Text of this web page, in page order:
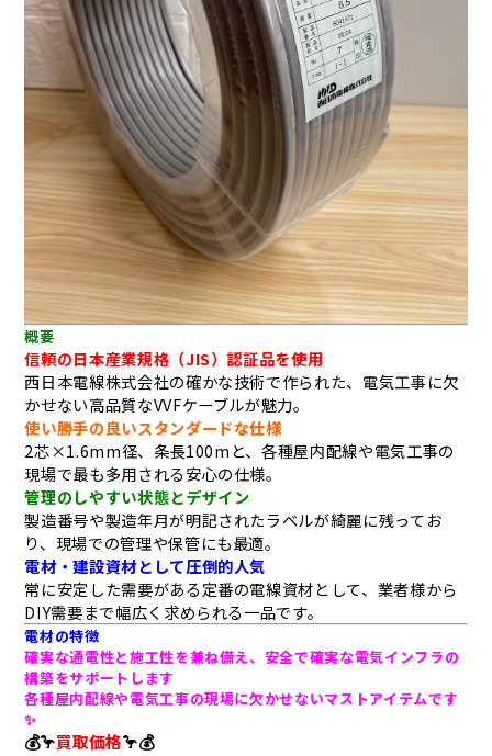
概要
信頼の日本産業規格（JIS）認証品を使用
西日本電線株式会社の確かな技術で作られた、電気工事に欠
かせない高品質なVVFケーブルが魅力。
使い勝手の良いスタンダードな仕様
2芯×1.6mm径、条長100mと、各種屋内配線や電気工事の
現場で最も多用される安心の仕様。
管理のしやすい状態とデザイン
製造番号や製造年月が明記されたラベルが綺麗に残ってお
り、現場での管理や保管にも最適。
電材・建設資材として圧倒的人気
常に安定した需要がある定番の電線資材として、業者様から
DIY需要まで幅広く求められる一品です。
電材の特徴
確実な通電性と施工性を兼ね備え、安全で確実な電気インフラの
構築をサポートします
各種屋内配線や電気工事の現場に欠かせないマストアイテムです
✨
💰🦩買取価格🦩💰